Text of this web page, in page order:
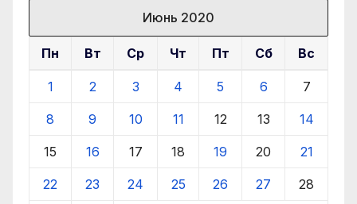
Июнь 2020
Пн Вт Ср Чт Пт Сб Вс
1 2 3 4 5 6 7
8 9 10 11 12 13 14
15 16 17 18 19 20 21
22 23 24 25 26 27 28